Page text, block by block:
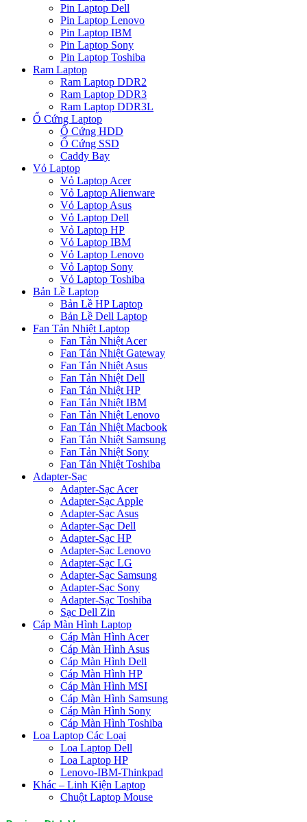
Pin Laptop Dell
Pin Laptop Lenovo
Pin Laptop IBM
Pin Laptop Sony
Pin Laptop Toshiba
Ram Laptop
Ram Laptop DDR2
Ram Laptop DDR3
Ram Laptop DDR3L
Ổ Cứng Laptop
Ổ Cứng HDD
Ổ Cứng SSD
Caddy Bay
Vỏ Laptop
Vỏ Laptop Acer
Vỏ Laptop Alienware
Vỏ Laptop Asus
Vỏ Laptop Dell
Vỏ Laptop HP
Vỏ Laptop IBM
Vỏ Laptop Lenovo
Vỏ Laptop Sony
Vỏ Laptop Toshiba
Bản Lề Laptop
Bản Lề HP Laptop
Bản Lề Dell Laptop
Fan Tản Nhiệt Laptop
Fan Tản Nhiệt Acer
Fan Tản Nhiệt Gateway
Fan Tản Nhiệt Asus
Fan Tản Nhiệt Dell
Fan Tản Nhiệt HP
Fan Tản Nhiệt IBM
Fan Tản Nhiệt Lenovo
Fan Tản Nhiệt Macbook
Fan Tản Nhiệt Samsung
Fan Tản Nhiệt Sony
Fan Tản Nhiệt Toshiba
Adapter-Sạc
Adapter-Sạc Acer
Adapter-Sạc Apple
Adapter-Sạc Asus
Adapter-Sạc Dell
Adapter-Sạc HP
Adapter-Sạc Lenovo
Adapter-Sạc LG
Adapter-Sạc Samsung
Adapter-Sạc Sony
Adapter-Sạc Toshiba
Sạc Dell Zin
Cáp Màn Hình Laptop
Cáp Màn Hình Acer
Cáp Màn Hình Asus
Cáp Màn Hình Dell
Cáp Màn Hình HP
Cáp Màn Hình MSI
Cáp Màn Hình Samsung
Cáp Màn Hình Sony
Cáp Màn Hình Toshiba
Loa Laptop Các Loại
Loa Laptop Dell
Loa Laptop HP
Lenovo-IBM-Thinkpad
Khác – Linh Kiện Laptop
Chuột Laptop Mouse